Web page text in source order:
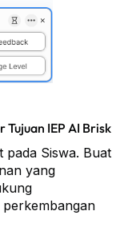
IEP AI Brisk
pada Siswa. Buat
yang